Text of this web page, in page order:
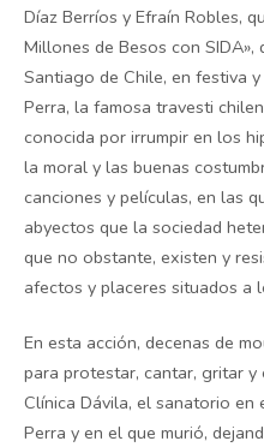
Díaz Berríos y Efraín Robles,
Millones de Besos con
Santiago de Chile, en festiva
Perra, la famosa travesti
conocida por irrumpir en los
la moral y las buenas
canciones y películas, en las
abyectos que la sociedad
que no obstante, existen y
afectos y placeres situados a
En esta acción, decenas de
para protestar, cantar, gritar
Clínica Dávila, el sanatorio en
Perra y en el que murió,